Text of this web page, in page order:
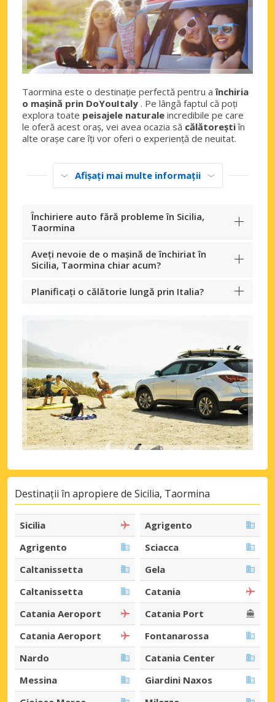
Taormina este o destinație perfectă pentru aînchiria
o mașină prin DoYouItaly . Pe lângă faptul că poți
explora toate peisajele naturale incredibile pe care
le oferă acest oraș, vei avea ocazia să călătoreștiîn
alte orașe care îți vor oferi o experiență de neuitat.
Afișați mai multe informații
Închiriere auto fără probleme în Sicilia,
Taormina
Aveți nevoie de o mașină de închiriat în
Sicilia, Taormina chiar acum?
Planificați o călătorie lungă prin Italia?
Destinații în apropiere de Sicilia, Taormina
Sicilia
Agrigento
Agrigento
Sciacca
Caltanissetta
Gela
Caltanissetta
Catania
Catania Aeroport
Catania Port
Catania Aeroport
Fontanarossa
Nardo
Catania Center
Messina
Giardini Naxos